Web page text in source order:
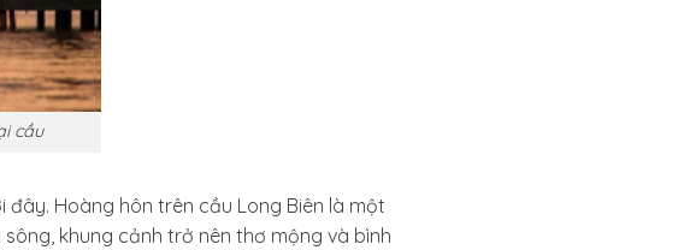
cầu
Hoàng hôn trên cầu Long Biên là một
khung cảnh trở nên thơ mộng và bình